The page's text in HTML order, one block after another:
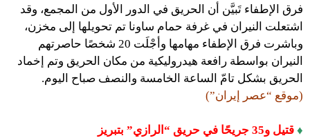
فرق الإطفاء تَبيَّن أن الحريق في الدور الأول من المجمع، وقد
اشتعلت النيران في غرفة حمام ساونا تم تحويلها إلى مخزن،
وباشرت فرق الإطفاء مهامها وأجْلَت 20 شخصًا حاصرتهم
النيران بواسطة رافعة هيدروليكية من مكان الحريق وتم إخماد
الحريق بشكل تامّ الساعة الخامسة والنصف صباح اليوم.
(موقع “عصر إيران”)
♦ قتيل و35 جريحًا في حريق “الرازي” بتبريز